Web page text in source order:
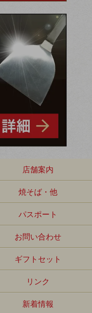
店舗案内
焼そば・他
パスポート
お問い合わせ
ギフトセット
リンク
新着情報